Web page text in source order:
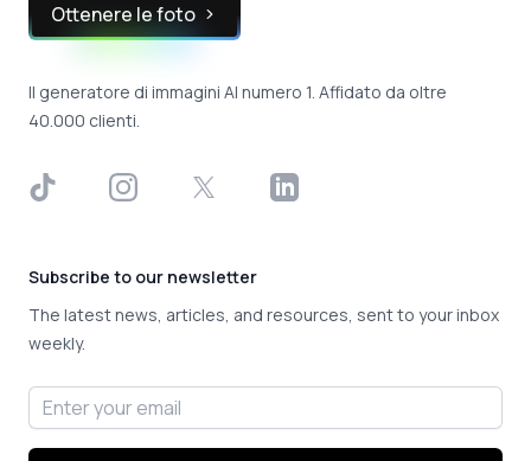
Ottenere le foto
Il generatore di immagini AI numero 1. Affidato da oltre
40.000 clienti.
TikTok InstagramX LinkedIn
Subscribe to our newsletter
The latest news, articles, and resources, sent to your inbox
weekly.
Email address